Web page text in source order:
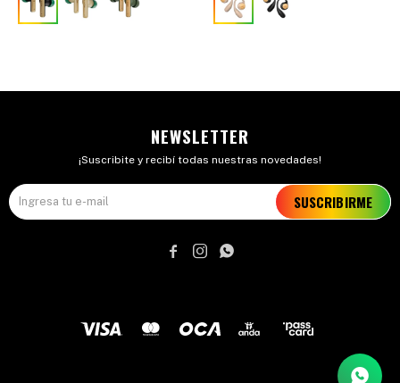
NEWSLETTER
¡Suscribite y recibí todas nuestras novedades!
SUSCRIBIRME
  